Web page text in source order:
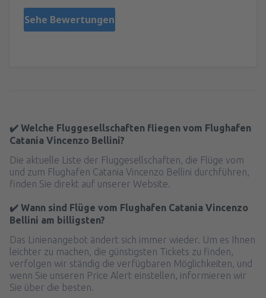
Sehe Bewertungen
✔️ Welche Fluggesellschaften fliegen vom Flughafen
Catania Vincenzo Bellini?
Die aktuelle Liste der Fluggesellschaften, die Flüge vom
und zum Flughafen Catania Vincenzo Bellini durchführen,
finden Sie direkt auf unserer Website.
✔️ Wann sind Flüge vom Flughafen Catania Vincenzo
Bellini am billigsten?
Das Linienangebot ändert sich immer wieder. Um es Ihnen
leichter zu machen, die günstigsten Tickets zu finden,
verfolgen wir ständig die verfügbaren Möglichkeiten, und
wenn Sie unseren Price Alert einstellen, informieren wir
Sie über die besten.